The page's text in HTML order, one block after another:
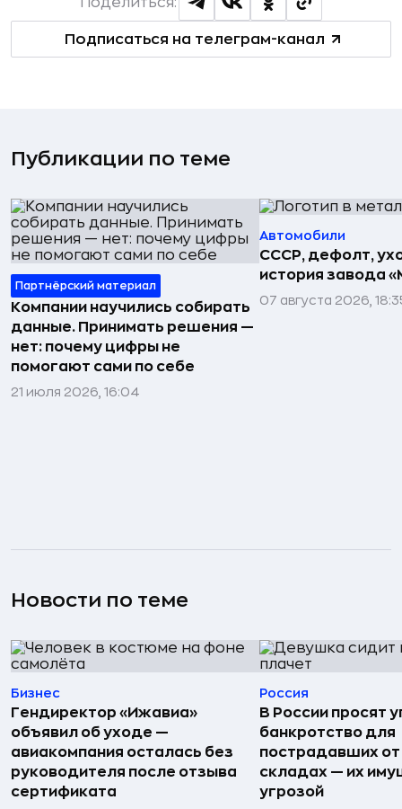
Подписаться на телеграм-канал
Публикации по теме
Партнёрский материал
Компании научились собирать
данные. Принимать решения —
нет: почему цифры не
помогают сами по себе
21 июля 2026, 16:04
Автомобили
СССР, дефолт,
история завода
07 августа 2026,
Новости по теме
Бизнес
Гендиректор «Ижавиа»
объявил об уходе —
авиакомпания осталась без
руководителя после отзыва
сертификата
Россия
В России просят
банкротство для
пострадавших
складах — их
угрозой